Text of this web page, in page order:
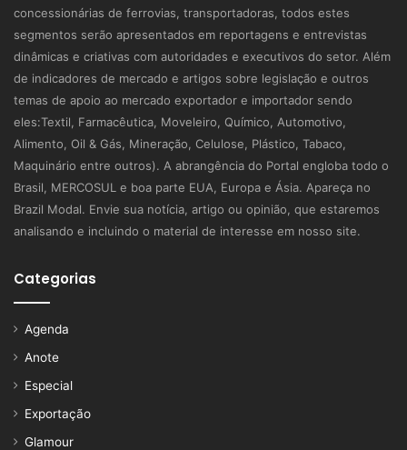
concessionárias de ferrovias, transportadoras, todos estes
segmentos serão apresentados em reportagens e entrevistas
dinâmicas e criativas com autoridades e executivos do setor. Além
de indicadores de mercado e artigos sobre legislação e outros
temas de apoio ao mercado exportador e importador sendo
eles:Textil, Farmacêutica, Moveleiro, Químico, Automotivo,
Alimento, Oil & Gás, Mineração, Celulose, Plástico, Tabaco,
Maquinário entre outros). A abrangência do Portal engloba todo o
Brasil, MERCOSUL e boa parte EUA, Europa e Ásia. Apareça no
Brazil Modal. Envie sua notícia, artigo ou opinião, que estaremos
analisando e incluindo o material de interesse em nosso site.
Categorias
Agenda
Anote
Especial
Exportação
Glamour